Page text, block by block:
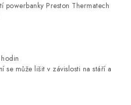
Preston Thermatech
se může lišit v závislosti na stáří a